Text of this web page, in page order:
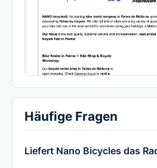
Häufige Fragen
Liefert Nano Bicycles das